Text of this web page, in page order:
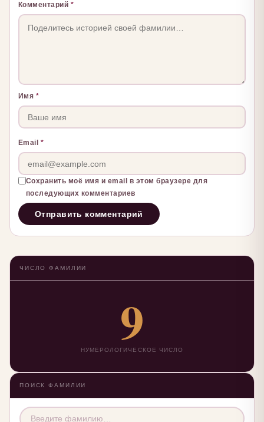
Комментарий *
Имя *
Email *
Сохранить моё имя и email в этом браузере для
последующих комментариев
ЧИСЛО ФАМИЛИИ
9
НУМЕРОЛОГИЧЕСКОЕ ЧИСЛО
ПОИСК ФАМИЛИИ